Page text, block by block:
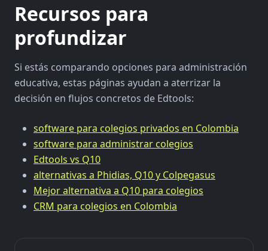
Recursos para
profundizar
Si estás comparando opciones para administración
educativa, estas páginas ayudan a aterrizar la
decisión en flujos concretos de Edtools:
software para colegios privados en Colombia
software para administrar colegios
Edtools vs Q10
alternativas a Phidias, Q10 y Colpegasus
Mejor alternativa a Q10 para colegios
CRM para colegios en Colombia